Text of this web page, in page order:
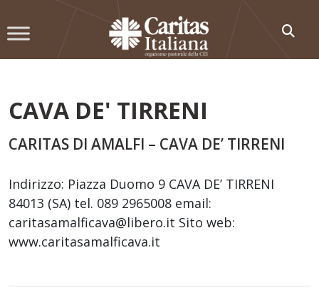
to
CAVA DE' TIRRENI
CARITAS DI AMALFI – CAVA DE’ TIRRENI
Indirizzo: Piazza Duomo 9 CAVA DE’ TIRRENI
84013 (SA) tel. 089 2965008 email:
caritasamalficava@libero.it Sito web:
www.caritasamalficava.it